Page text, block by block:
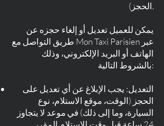
الحجز).
يمكن للعميل تعديل أو إلغاء حجزه عن
طريق التواصل مع Mon Taxi Parisien عبر
الهاتف أو البريد الإلكتروني، وذلك
بالشروط التالية:
التعديل: يجب الإبلاغ عن أي تعديل على
الحجز (الوقت، موقع الاستلام، نوع
السيارة، وما إلى ذلك) في موعد لا يتجاوز